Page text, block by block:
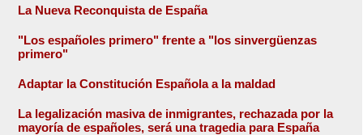
La Nueva Reconquista de España
"Los españoles primero" frente a "los sinvergüenzas
primero"
Adaptar la Constitución Española a la maldad
La legalización masiva de inmigrantes, rechazada por la
mayoría de españoles, será una tragedia para España